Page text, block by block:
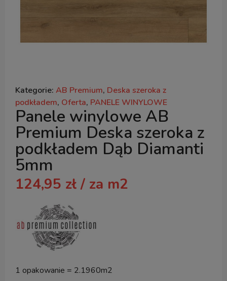
Kategorie: AB Premium, Deska szeroka z
podkładem, Oferta, PANELE WINYLOWE
Panele winylowe AB
Premium Deska szeroka z
podkładem Dąb Diamanti
5mm
124,95 zł / za m2
1 opakowanie = 2.1960m2